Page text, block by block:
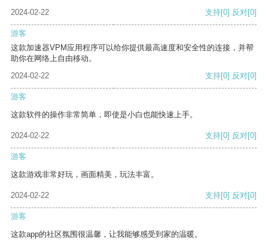
2024-02-22 支持[0] 反对[0]
游客
这款加速器VPM应用程序可以给你提供最高速度和安全性的连接，并帮
助你在网络上自由移动。
2024-02-22
支持[0] 反对[0]
游客
这款软件的操作非常简单，即使是小白也能快速上手。
2024-02-22 支持[0] 反对[0]
游客
这款游戏非常好玩，画面精美，玩法丰富。
2024-02-22 支持[0] 反对[0]
游客
这款app的社区氛围很温馨，让我能够感受到家的温暖。